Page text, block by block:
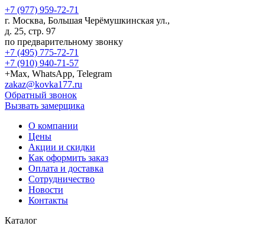
+7 (977) 959-72-71
г. Москва, Большая Черёмушкинская ул.,
д. 25, стр. 97
по предварительному звонку
+7 (495) 775-72-71
+7 (910) 940-71-57
+Max, WhatsApp, Telegram
zakaz@kovka177.ru
Обратный звонок
Вызвать замерщика
О компании
Цены
Акции и скидки
Как оформить заказ
Оплата и доставка
Сотрудничество
Новости
Контакты
Каталог